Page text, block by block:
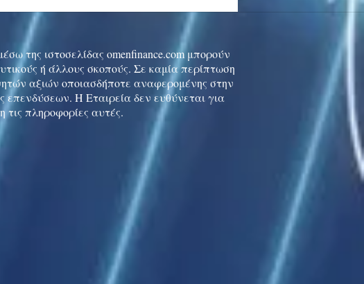
China tech rally cools
της ιστοσελίδας omenfinance.com μπορούν
ή άλλους σκοπούς. Σε καμία περίπτωση
αξιών οποιασδήποτε αναφερομένης στην
επενδύσεων. Η Εταιρεία δεν ευθύνεται για
πληροφορίες αυτές.